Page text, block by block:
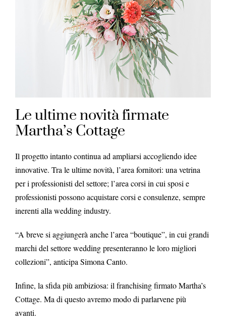
Le ultime novità firmate
Martha’s Cottage
Il progetto intanto continua ad ampliarsi accogliendo idee
innovative. Tra le ultime novità, l’area fornitori: una vetrina
per i professionisti del settore; l’area corsi in cui sposi e
professionisti possono acquistare corsi e consulenze, sempre
inerenti alla wedding industry.
“A breve si aggiungerà anche l’area “boutique”, in cui grandi
marchi del settore wedding presenteranno le loro migliori
collezioni”, anticipa Simona Canto.
Infine, la sfida più ambiziosa: il franchising firmato Martha’s
Cottage. Ma di questo avremo modo di parlarvene più
avanti.